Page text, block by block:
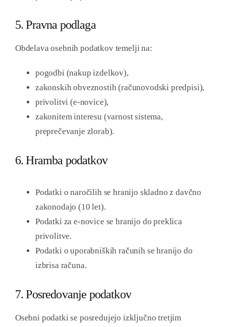
5. Pravna podlaga
Obdelava osebnih podatkov temelji na:
pogodbi (nakup izdelkov),
zakonskih obveznostih (računovodski predpisi),
privolitvi (e-novice),
zakonitem interesu (varnost sistema,
preprečevanje zlorab).
6. Hramba podatkov
Podatki o naročilih se hranijo skladno z davčno
zakonodajo (10 let).
Podatki za e-novice se hranijo do preklica
privolitve.
Podatki o uporabniških računih se hranijo do
izbrisa računa.
7. Posredovanje podatkov
Osebni podatki se posredujejo izključno tretjim